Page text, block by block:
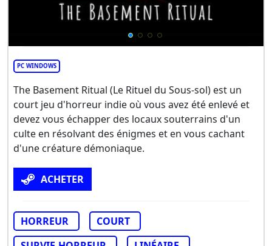
PC WINDOWS
The Basement Ritual (Le Rituel du Sous-sol) est un
court jeu d'horreur indie où vous avez été enlevé et
devez vous échapper des locaux souterrains d'un
culte en résolvant des énigmes et en vous cachant
d'une créature démoniaque.
ACHETER
HORREUR
COURT